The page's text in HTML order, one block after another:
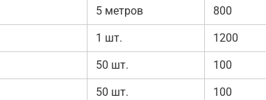
5 метров 800
1 шт. 1200
50 шт. 100
50 шт. 100